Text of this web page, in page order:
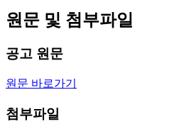
원문 및 첨부파일
공고 원문
원문 바로가기
첨부파일